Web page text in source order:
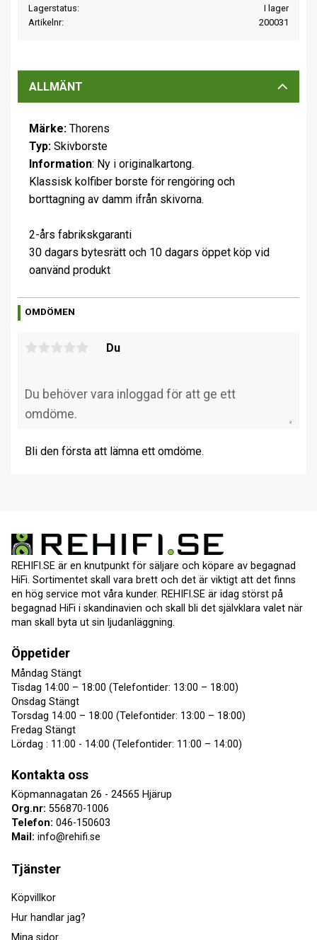
Lagerstatus
I lager
Artikelnr
200031
ALLMÄNT
Märke: Thorens
Typ: Skivborste
Information: Ny i originalkartong.
Klassisk kolfiber borste för rengöring och
borttagning av damm ifrån skivorna.
2-års fabrikskgaranti
30 dagars bytesrätt och 10 dagars öppet köp vid
oanvänd produkt
OMDÖMEN
Du
Bli den första att lämna ett omdöme.
REHIFI.SE är en knutpunkt för säljare och köpare av begagnad
HiFi. Sortimentet skall vara brett och det är viktigt att det finns
en hög service mot våra kunder. REHIFI.SE är idag störst på
begagnad HiFi i skandinavien och skall bli det självklara valet när
man skall byta ut sin ljudanläggning.
Öppetider
Måndag Stängt
Tisdag 14:00 – 18:00 (Telefontider: 13:00 – 18:00)
Onsdag Stängt
Torsdag 14:00 – 18:00 (Telefontider: 13:00 – 18:00)
Fredag Stängt
Lördag : 11:00 - 14:00 (Telefontider: 11:00 – 14:00)
Kontakta oss
Köpmannagatan 26 - 24565 Hjärup
Org.nr: 556870-1006
Telefon: 046-150603
Mail: info@rehifi.se
Tjänster
Köpvillkor
Hur handlar jag?
Mina sidor